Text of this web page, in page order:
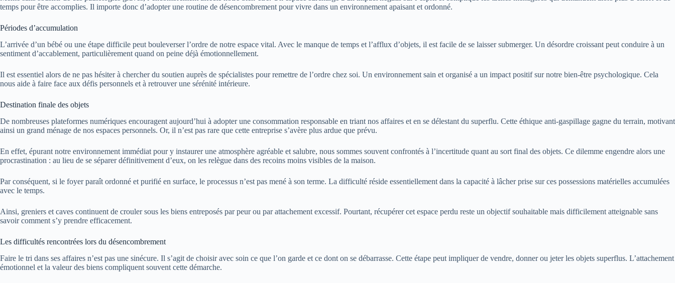
temps pour être accomplies. Il importe donc d’adopter une routine de désencombrement pour vivre dans un environnement apaisant et ordonné.
Périodes d’accumulation
L’arrivée d’un bébé ou une étape difficile peut bouleverser l’ordre de notre espace vital. Avec le manque de temps et l’afflux d’objets, il est facile de se laisser submerger. Un désordre croissant peut conduire à un
sentiment d’accablement, particulièrement quand on peine déjà émotionnellement.
Il est essentiel alors de ne pas hésiter à chercher du soutien auprès de spécialistes pour remettre de l’ordre chez soi. Un environnement sain et organisé a un impact positif sur notre bien-être psychologique. Cela
nous aide à faire face aux défis personnels et à retrouver une sérénité intérieure.
Destination finale des objets
De nombreuses plateformes numériques encouragent aujourd’hui à adopter une consommation responsable en triant nos affaires et en se délestant du superflu. Cette éthique anti-gaspillage gagne du terrain, motivant
ainsi un grand ménage de nos espaces personnels. Or, il n’est pas rare que cette entreprise s’avère plus ardue que prévu.
En effet, épurant notre environnement immédiat pour y instaurer une atmosphère agréable et salubre, nous sommes souvent confrontés à l’incertitude quant au sort final des objets. Ce dilemme engendre alors une
procrastination : au lieu de se séparer définitivement d’eux, on les relègue dans des recoins moins visibles de la maison.
Par conséquent, si le foyer paraît ordonné et purifié en surface, le processus n’est pas mené à son terme. La difficulté réside essentiellement dans la capacité à lâcher prise sur ces possessions matérielles accumulées
avec le temps.
Ainsi, greniers et caves continuent de crouler sous les biens entreposés par peur ou par attachement excessif. Pourtant, récupérer cet espace perdu reste un objectif souhaitable mais difficilement atteignable sans
savoir comment s’y prendre efficacement.
Les difficultés rencontrées lors du désencombrement
Faire le tri dans ses affaires n’est pas une sinécure. Il s’agit de choisir avec soin ce que l’on garde et ce dont on se débarrasse. Cette étape peut impliquer de vendre, donner ou jeter les objets superflus. L’attachement
émotionnel et la valeur des biens compliquent souvent cette démarche.